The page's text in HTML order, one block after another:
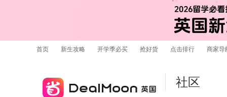
首页 新生攻略 开学季必买 抢好货 点击排行 商家导
社区